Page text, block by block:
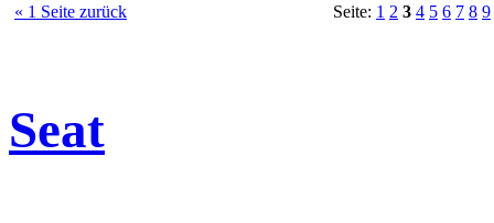
« 1 Seite zurück Seite: 1 2 3 4 5 6 7 8 9
Seat